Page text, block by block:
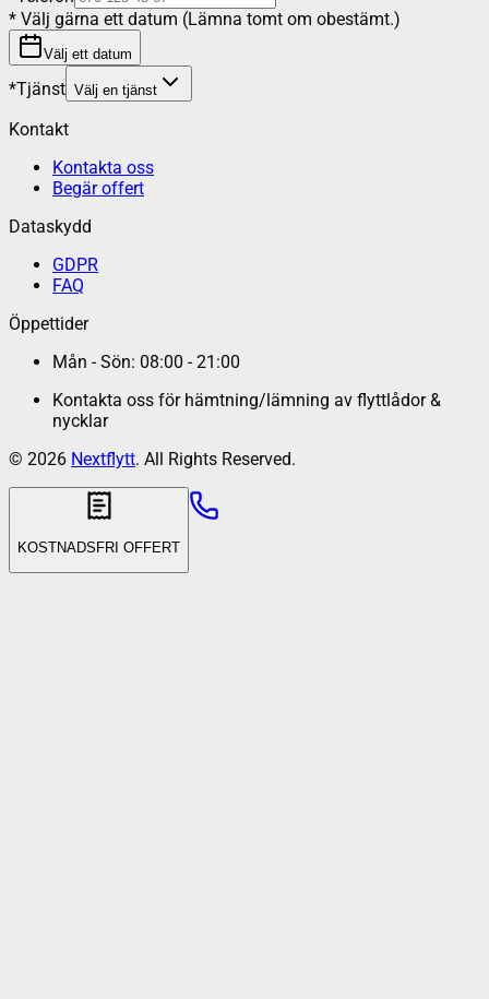
* Välj gärna ett datum (Lämna tomt om obestämt.)
Välj ett datum
*Tjänst Välj en tjänst
Kontakt
Kontakta oss
Begär offert
Dataskydd
GDPR
FAQ
Öppettider
Mån - Sön: 08:00 - 21:00
Kontakta oss för hämtning/lämning av flyttlådor &
nycklar
© 2026 Nextflytt. All Rights Reserved.
KOSTNADSFRI OFFERT